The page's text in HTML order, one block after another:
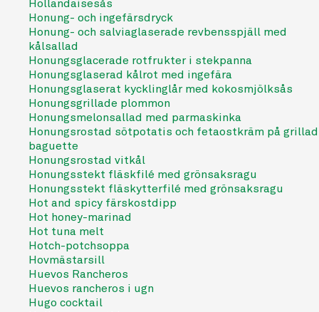
Hollandaisesås
Honung- och ingefärsdryck
Honung- och salviaglaserade revbensspjäll med
kålsallad
Honungsglacerade rotfrukter i stekpanna
Honungsglaserad kålrot med ingefära
Honungsglaserat kycklinglår med kokosmjölksås
Honungsgrillade plommon
Honungsmelonsallad med parmaskinka
Honungsrostad sötpotatis och fetaostkräm på grillad
baguette
Honungsrostad vitkål
Honungsstekt fläskfilé med grönsaksragu
Honungsstekt fläskytterfilé med grönsaksragu
Hot and spicy färskostdipp
Hot honey-marinad
Hot tuna melt
Hotch-potchsoppa
Hovmästarsill
Huevos Rancheros
Huevos rancheros i ugn
Hugo cocktail